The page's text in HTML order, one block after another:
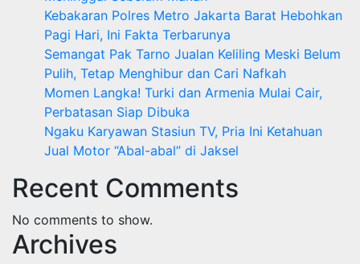
Kebakaran Polres Metro Jakarta Barat Hebohkan
Pagi Hari, Ini Fakta Terbarunya
Semangat Pak Tarno Jualan Keliling Meski Belum
Pulih, Tetap Menghibur dan Cari Nafkah
Momen Langka! Turki dan Armenia Mulai Cair,
Perbatasan Siap Dibuka
Ngaku Karyawan Stasiun TV, Pria Ini Ketahuan
Jual Motor “Abal-abal” di Jaksel
Recent Comments
No comments to show.
Archives